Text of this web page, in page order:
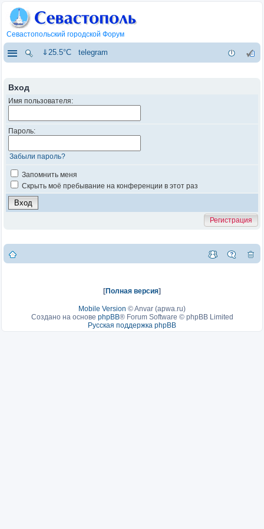
Севастопольский городской Форум
⇓25.5°C telegram
Вход
Имя пользователя:
Пароль:
Забыли пароль?
Запомнить меня
Скрыть моё пребывание на конференции в этот раз
Регистрация
[Полная версия]
Mobile Version ©Anvar (apwa.ru)
Создано на основе phpBB® Forum Software © phpBB Limited
Русская поддержка phpBB